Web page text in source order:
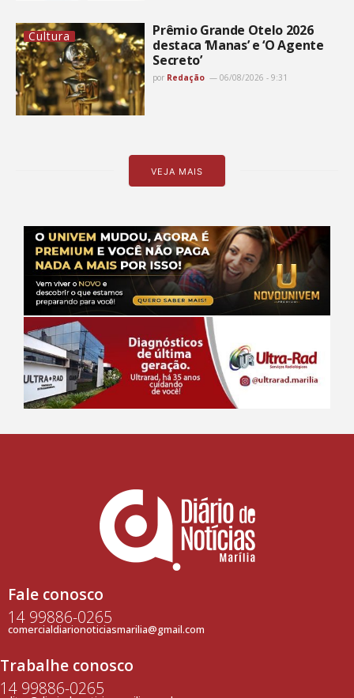
Cultura
Prêmio Grande Otelo 2026
destaca ‘Manas’ e ‘O Agente
Secreto’
por Redação 06/08/2026 - 9:31
VEJA MAIS
Fale conosco
14 99886-0265
comercialdiarionoticiasmarilia@gmail.com
Trabalhe conosco
14 99886-0265